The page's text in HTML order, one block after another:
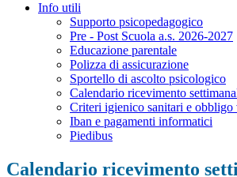
Info utili
Supporto psicopedagogico
Pre - Post Scuola a.s. 2026-2027
Educazione parentale
Polizza di assicurazione
Sportello di ascolto psicologico
Calendario ricevimento
Criteri igienico sanitari e obbligo
Iban e pagamenti informatici
Piedibus
Calendario ricevimento